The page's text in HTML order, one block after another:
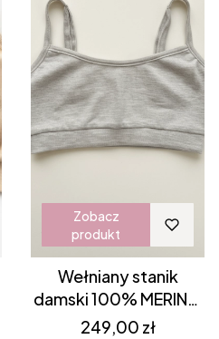
Zobacz
produkt
Wełniany stanik
damski 100% MERINO
beżowy sportowy
Cena
249,00 zł